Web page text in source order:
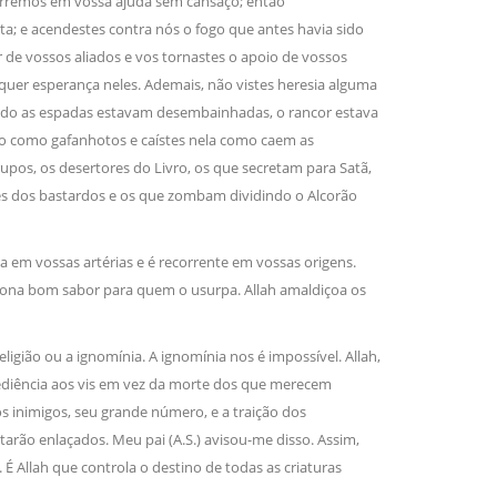
e irmãs um novo
recebe o ex-ministro das
República Islâmica do Irã
das Relações Exteriores da República Islâmica
se visitando
e acendestes contra nós o fogo que antes havia sido
vossos aliados e vos tornastes o apoio de vossos
esperança neles. Ademais, não vistes heresia alguma
as espadas estavam desembainhadas, o rancor estava
gafanhotos e caístes nela como caem as
os desertores do Livro, os que secretam para Satã,
dos bastardos e os que zombam dividindo o Alcorão
vossas artérias e é recorrente em vossas origens.
bom sabor para quem o usurpa. Allah amaldiçoa os
ou a ignomínia. A ignomínia nos é impossível. Allah,
aos vis em vez da morte dos que merecem
inimigos, seu grande número, e a traição dos
enlaçados. Meu pai (A.S.) avisou-me disso. Assim,
Allah que controla o destino de todas as criaturas